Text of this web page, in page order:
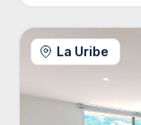
La Uribe